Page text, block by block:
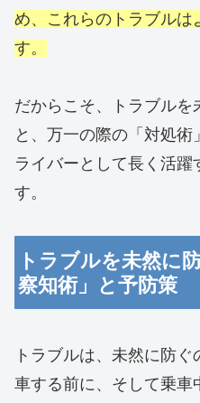
め、これらのトラブルは
す。
だからこそ、トラブルを
と、万一の際の「対処
ライバーとして長く活
す。
トラブルを未然に
察知術」と予防策
トラブルは、未然に防
車する前に、そして乗車